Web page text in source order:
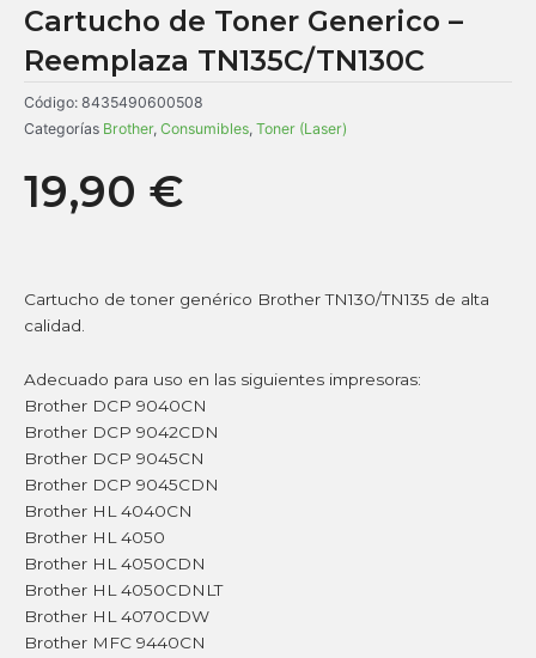
Cartucho de Toner Generico –
Reemplaza TN135C/TN130C
Código: 8435490600508
Categorías Brother, Consumibles, Toner (Laser)
19,90 €
Cartucho de toner genérico Brother TN130/TN135 de alta
calidad.
Adecuado para uso en las siguientes impresoras:
Brother DCP 9040CN
Brother DCP 9042CDN
Brother DCP 9045CN
Brother DCP 9045CDN
Brother HL 4040CN
Brother HL 4050
Brother HL 4050CDN
Brother HL 4050CDNLT
Brother HL 4070CDW
Brother MFC 9440CN